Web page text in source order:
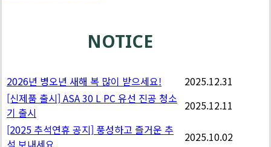
NOTICE
2026년 병오년 새해 복 많이 받으세요!
2025.12.31
[신제품 출시] ASA 30 L PC 유선 진공 청소
기 출시
2025.12.11
[2025 추석연휴 공지] 풍성하고 즐거운 추
석 보내세요
2025.10.02